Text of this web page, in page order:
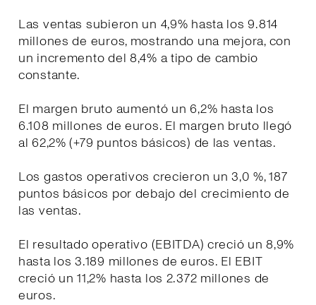
Las ventas subieron un 4,9% hasta los 9.814
millones de euros, mostrando una mejora, con
un incremento del 8,4% a tipo de cambio
constante.
El margen bruto aumentó un 6,2% hasta los
6.108 millones de euros. El margen bruto llegó
al 62,2% (+79 puntos básicos) de las ventas.
Los gastos operativos crecieron un 3,0 %, 187
puntos básicos por debajo del crecimiento de
las ventas.
El resultado operativo (EBITDA) creció un 8,9%
hasta los 3.189 millones de euros. El EBIT
creció un 11,2% hasta los 2.372 millones de
euros.